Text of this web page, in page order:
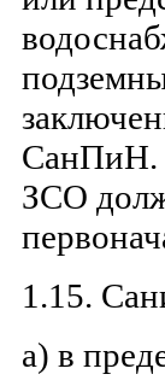
СанПиН.
ЗСО
1.15.
а) в